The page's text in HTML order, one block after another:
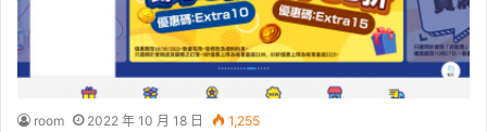
room 2022 年 10 月 18 日 1,255